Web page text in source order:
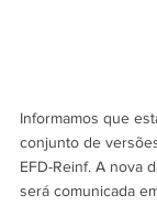
Informamos que
conjunto de
EFD-Reinf. A nova
será comunicada